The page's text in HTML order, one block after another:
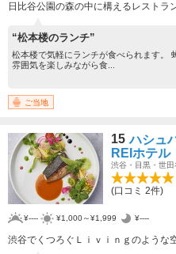
日比谷公園の森の中に構えるレストラ
“松本楼のランチ”
松本楼で気軽にランチが食べられます。
雰囲気を楽しみながら食...
ご当地
15 ハシュ
REIホテル
渋谷・目黒・世
(口コミ 2件)
¥---- ¥1,000～¥1,999 ¥----
渋谷でくつろぐＬｉｖｉｎｇのような